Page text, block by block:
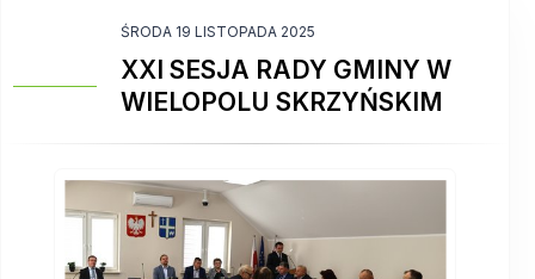
ŚRODA 19 LISTOPADA 2025
XXI SESJA RADY GMINY W
WIELOPOLU SKRZYŃSKIM